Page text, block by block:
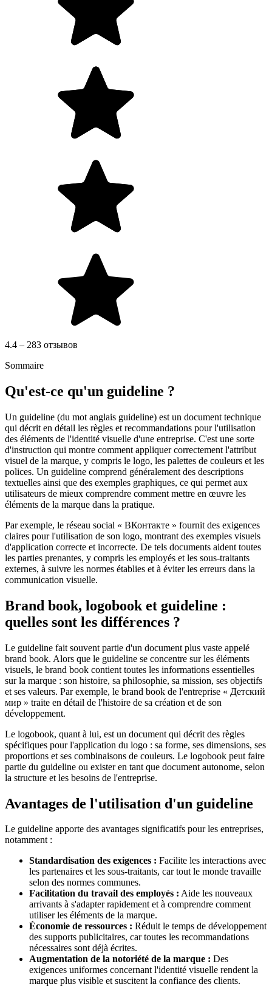
4.4 – 283 отзывов
Sommaire
Qu'est-ce qu'un guideline ?
Un guideline (du mot anglais guideline) est un document technique
qui décrit en détail les règles et recommandations pour l'utilisation
des éléments de l'identité visuelle d'une entreprise. C'est une sorte
d'instruction qui montre comment appliquer correctement l'attribut
visuel de la marque, y compris le logo, les palettes de couleurs et les
polices. Un guideline comprend généralement des descriptions
textuelles ainsi que des exemples graphiques, ce qui permet aux
utilisateurs de mieux comprendre comment mettre en œuvre les
éléments de la marque dans la pratique.
Par exemple, le réseau social « ВКонтакте » fournit des exigences
claires pour l'utilisation de son logo, montrant des exemples visuels
d'application correcte et incorrecte. De tels documents aident toutes
les parties prenantes, y compris les employés et les sous-traitants
externes, à suivre les normes établies et à éviter les erreurs dans la
communication visuelle.
Brand book, logobook et guideline :
quelles sont les différences ?
Le guideline fait souvent partie d'un document plus vaste appelé
brand book. Alors que le guideline se concentre sur les éléments
visuels, le brand book contient toutes les informations essentielles
sur la marque : son histoire, sa philosophie, sa mission, ses objectifs
et ses valeurs. Par exemple, le brand book de l'entreprise « Детский
мир » traite en détail de l'histoire de sa création et de son
développement.
Le logobook, quant à lui, est un document qui décrit des règles
spécifiques pour l'application du logo : sa forme, ses dimensions, ses
proportions et ses combinaisons de couleurs. Le logobook peut faire
partie du guideline ou exister en tant que document autonome, selon
la structure et les besoins de l'entreprise.
Avantages de l'utilisation d'un guideline
Le guideline apporte des avantages significatifs pour les entreprises,
notamment :
Standardisation des exigences : Facilite les interactions avec
les partenaires et les sous-traitants, car tout le monde travaille
selon des normes communes.
Facilitation du travail des employés : Aide les nouveaux
arrivants à s'adapter rapidement et à comprendre comment
utiliser les éléments de la marque.
Économie de ressources : Réduit le temps de développement
des supports publicitaires, car toutes les recommandations
nécessaires sont déjà écrites.
Augmentation de la notoriété de la marque : Des
exigences uniformes concernant l'identité visuelle rendent la
marque plus visible et suscitent la confiance des clients.